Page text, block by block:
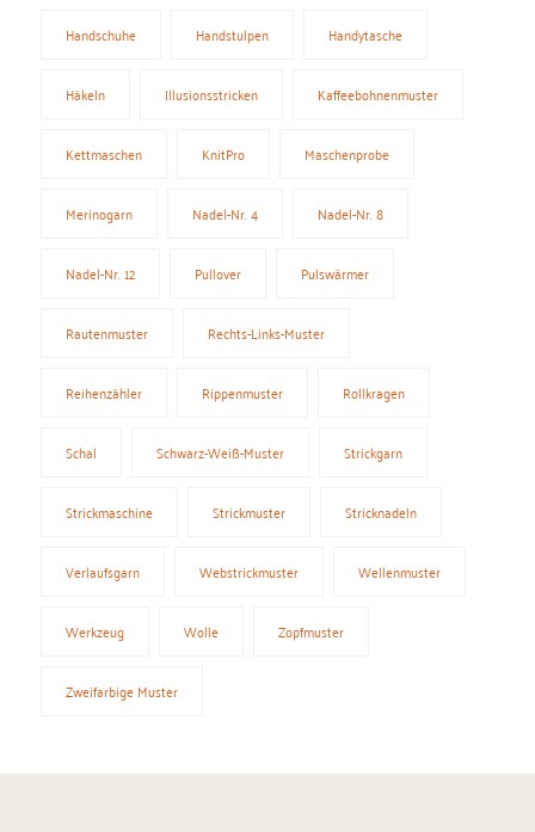
Handschuhe Handstulpen Handytasche
Häkeln Illusionsstricken Kaffeebohnenmuster
Kettmaschen KnitPro Maschenprobe
Merinogarn Nadel-Nr. 4 Nadel-Nr. 8
Nadel-Nr. 12 Pullover Pulswärmer
Rautenmuster Rechts-Links-Muster
Reihenzähler Rippenmuster Rollkragen
Schal Schwarz-Weiß-Muster Strickgarn
Strickmaschine Strickmuster Stricknadeln
Verlaufsgarn Webstrickmuster Wellenmuster
Werkzeug Wolle Zopfmuster
Zweifarbige Muster